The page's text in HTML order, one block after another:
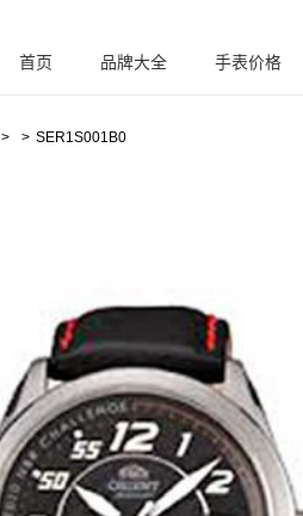
腕
首页 品牌大全 手表价格
SER1S001B0